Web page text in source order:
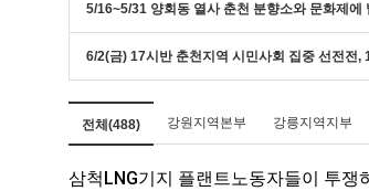
5/16~5/31 양회동 열사 춘천 분향소와 문화제
6/2(금) 17시반 춘천지역 시민사회 집중 선전전,
전체(488) 강원지역본부 강릉지역지부
삼척LNG기지 플랜트노동자들이 투쟁